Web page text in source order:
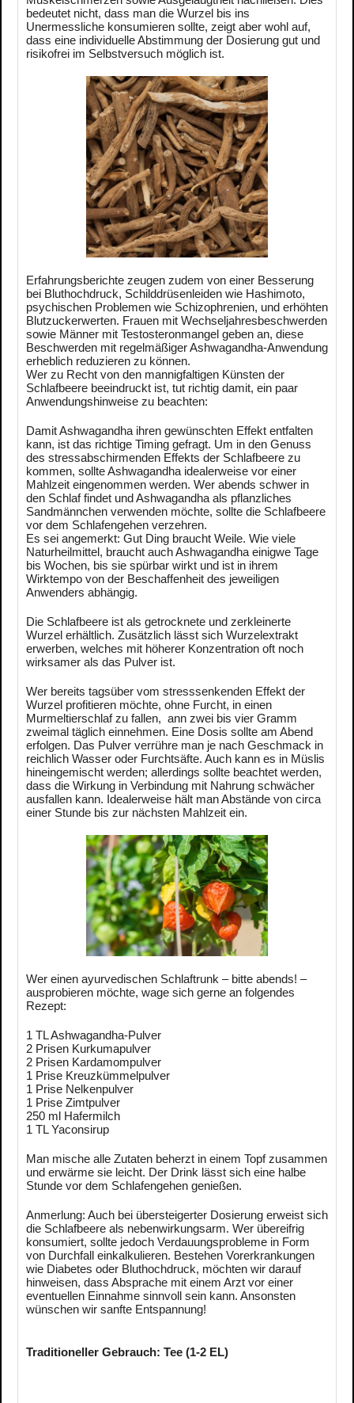
bedeutet nicht, dass man die Wurzel bis ins
Unermessliche konsumieren sollte, zeigt aber wohl auf,
dass eine individuelle Abstimmung der Dosierung gut und
risikofrei im Selbstversuch möglich ist.
Erfahrungsberichte zeugen zudem von einer Besserung
bei Bluthochdruck, Schilddrüsenleiden wie Hashimoto,
psychischen Problemen wie Schizophrenien, und erhöhten
Blutzuckerwerten. Frauen mit Wechseljahresbeschwerden
sowie Männer mit Testosteronmangel geben an, diese
Beschwerden mit regelmäßiger Ashwagandha-Anwendung
erheblich reduzieren zu können.
Wer zu Recht von den mannigfaltigen Künsten der
Schlafbeere beeindruckt ist, tut richtig damit, ein paar
Anwendungshinweise zu beachten:
Damit Ashwagandha ihren gewünschten Effekt entfalten
kann, ist das richtige Timing gefragt. Um in den Genuss
des stressabschirmenden Effekts der Schlafbeere zu
kommen, sollte Ashwagandha idealerweise vor einer
Mahlzeit eingenommen werden. Wer abends schwer in
den Schlaf findet und Ashwagandha als pflanzliches
Sandmännchen verwenden möchte, sollte die Schlafbeere
vor dem Schlafengehen verzehren.
Es sei angemerkt: Gut Ding braucht Weile. Wie viele
Naturheilmittel, braucht auch Ashwagandha einigwe Tage
bis Wochen, bis sie spürbar wirkt und ist in ihrem
Wirktempo von der Beschaffenheit des jeweiligen
Anwenders abhängig.
Die Schlafbeere ist als getrocknete und zerkleinerte
Wurzel erhältlich. Zusätzlich lässt sich Wurzelextrakt
erwerben, welches mit höherer Konzentration oft noch
wirksamer als das Pulver ist.
Wer bereits tagsüber vom stresssenkenden Effekt der
Wurzel profitieren möchte, ohne Furcht, in einen
Murmeltierschlaf zu fallen, ann zwei bis vier Gramm
zweimal täglich einnehmen. Eine Dosis sollte am Abend
erfolgen. Das Pulver verrühre man je nach Geschmack in
reichlich Wasser oder Furchtsäfte. Auch kann es in Müslis
hineingemischt werden; allerdings sollte beachtet werden,
dass die Wirkung in Verbindung mit Nahrung schwächer
ausfallen kann. Idealerweise hält man Abstände von circa
einer Stunde bis zur nächsten Mahlzeit ein.
Wer einen ayurvedischen Schlaftrunk – bitte abends! –
ausprobieren möchte, wage sich gerne an folgendes
Rezept:
1 TL Ashwagandha-Pulver
2 Prisen Kurkumapulver
2 Prisen Kardamompulver
1 Prise Kreuzkümmelpulver
1 Prise Nelkenpulver
1 Prise Zimtpulver
250 ml Hafermilch
1 TL Yaconsirup
Man mische alle Zutaten beherzt in einem Topf zusammen
und erwärme sie leicht. Der Drink lässt sich eine halbe
Stunde vor dem Schlafengehen genießen.
Anmerlung: Auch bei übersteigerter Dosierung erweist sich
die Schlafbeere als nebenwirkungsarm. Wer übereifrig
konsumiert, sollte jedoch Verdauungsprobleme in Form
von Durchfall einkalkulieren. Bestehen Vorerkrankungen
wie Diabetes oder Bluthochdruck, möchten wir darauf
hinweisen, dass Absprache mit einem Arzt vor einer
eventuellen Einnahme sinnvoll sein kann. Ansonsten
wünschen wir sanfte Entspannung!
Traditioneller Gebrauch: Tee (1-2 EL)